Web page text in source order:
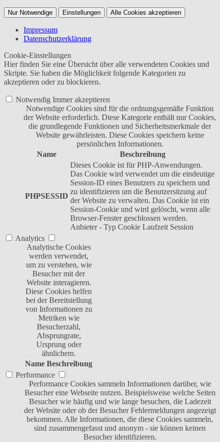
Nur Notwendige Einstellungen Alle Cookies akzeptieren
Impressum
Datenschutzerklärung
Cookie-Einstellungen
Hier finden Sie eine Übersicht über alle verwendeten Cookies und
Skripte. Sie haben die Möglichkeit folgende Kategorien zu
akzeptieren oder zu blockieren.
Notwendig Immer akzeptieren
Notwendige Cookies sind für die ordnungsgemäße Funktion
der Website erforderlich. Diese Kategorie enthält nur Cookies,
die grundlegende Funktionen und Sicherheitsmerkmale der
Website gewährleisten. Diese Cookies speichern keine
persönlichen Informationen.
Name
Beschreibung
PHPSESSID
Dieses Cookie ist für PHP-Anwendungen.
Das Cookie wird verwendet um die eindeutige
Session-ID eines Benutzers zu speichern und
zu identifizieren um die Benutzersitzung auf
der Website zu verwalten. Das Cookie ist ein
Session-Cookie und wird gelöscht, wenn alle
Browser-Fenster geschlossen werden.
Anbieter - Typ Cookie Laufzeit Session
Analytics
Analytische Cookies
werden verwendet,
um zu verstehen, wie
Besucher mit der
Website interagieren.
Diese Cookies helfen
bei der Bereitstellung
von Informationen zu
Metriken wie
Besucherzahl,
Absprungrate,
Ursprung oder
ähnlichem.
Name Beschreibung
Performance
Performance Cookies sammeln Informationen darüber, wie
Besucher eine Webseite nutzen. Beispielsweise welche Seiten
Besucher wie häufig und wie lange besuchen, die Ladezeit
der Website oder ob der Besucher Fehlermeldungen angezeigt
bekommen. Alle Informationen, die diese Cookies sammeln,
sind zusammengefasst und anonym - sie können keinen
Besucher identifizieren.